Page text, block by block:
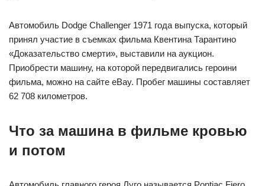
Автомобиль Dodge Challenger 1971 года выпуска, который
принял участие в съемках фильма Квентина Тарантино
«Доказательство смерти», выставили на аукцион.
Приобрести машину, на которой передвигались героини
фильма, можно на сайте eBay. Пробег машины составляет
62 708 километров.
Что за машина в фильме кровью
и потом